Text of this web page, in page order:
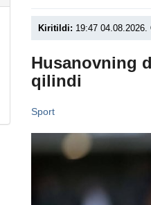
Kiritildi: 19:47 04.08.2026.
Husanovning
qilindi
Sport